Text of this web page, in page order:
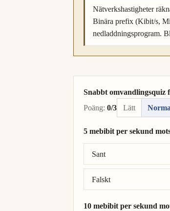
Nätverkshastigheter
Binära prefix (Kibit/s,
nedladdningsprogram.
Snabbt omvandlingsquiz
Poäng: 0/3 Lätt
5 mebibit per sekund
Sant
Falskt
Rätt svar: 5 mebibit per
10 mebibit per sekund